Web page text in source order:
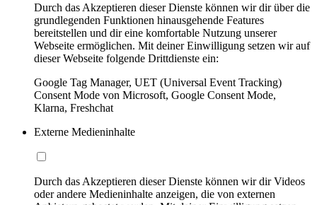
Durch das Akzeptieren dieser Dienste können wir dir über die
grundlegenden Funktionen hinausgehende Features
bereitstellen und dir eine komfortable Nutzung unserer
Webseite ermöglichen. Mit deiner Einwilligung setzen wir auf
dieser Webseite folgende Drittdienste ein:
Google Tag Manager, UET (Universal Event Tracking)
Consent Mode von Microsoft, Google Consent Mode,
Klarna, Freshchat
Externe Medieninhalte
Durch das Akzeptieren dieser Dienste können wir dir Videos
oder andere Medieninhalte anzeigen, die von externen